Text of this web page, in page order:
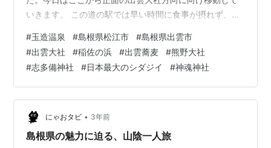
いきます。 この道の駅では早い時間に食事が摂れず、コ
します。 道の駅 キララ多伎から、くにびき海岸道路を時
間にして20分程東の稲佐の浜を目指す。途中「道の駅 大
社ご縁広場」の前にあるコンビニで朝御飯を調達。この
時間を利用し、コンビニから徒歩1.2分の出雲大社 宇迦橋
大鳥居の写真を撮りに行く。 6:25 出雲大社 宇迦橋大鳥
居。ここから伸びる参道が…
#玉造温泉 #島根県松江市 #島根県出雲市
#出雲大社 #稲佐の浜 #出雲蕎麦 #熊野大社
#志多備神社 #日本最大のシダジイ #神魂神社
にゃおタビ • 3年前
島根県の魅力に迫る、山陰一人旅